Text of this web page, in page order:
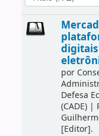
por
Defesa
(CADE)|
[Editor].